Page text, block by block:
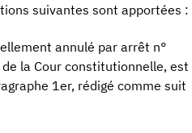
suivantes sont apportées :
annulé par arrêt n°
la Cour constitutionnelle, est
1er, rédigé comme suit